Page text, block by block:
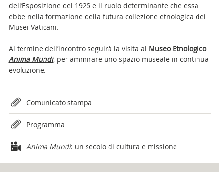
dell’Esposizione del 1925 e il ruolo determinante che essa
ebbe nella formazione della futura collezione etnologica dei
Musei Vaticani.
Al termine dell’incontro seguirà la visita al Museo Etnologico
Anima Mundi, per ammirare uno spazio museale in continua
evoluzione.
Attachments
Comunicato stampa
Programma
Anima Mundi: un secolo di cultura e missione